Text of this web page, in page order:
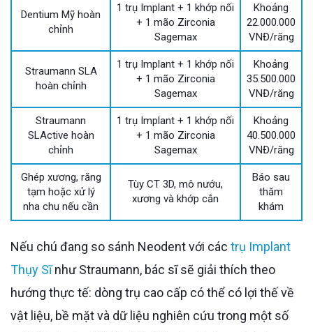
Dentium Mỹ hoàn
chỉnh
1 trụ Implant + 1 khớp nối
+ 1 mão Zirconia
Sagemax
Khoảng
22.000.000
VNĐ/răng
Straumann SLA
hoàn chỉnh
1 trụ Implant + 1 khớp nối
+ 1 mão Zirconia
Sagemax
Khoảng
35.500.000
VNĐ/răng
Straumann
SLActive hoàn
chỉnh
1 trụ Implant + 1 khớp nối
+ 1 mão Zirconia
Sagemax
Khoảng
40.500.000
VNĐ/răng
Ghép xương, răng
tạm hoặc xử lý
nha chu nếu cần
Tùy CT 3D, mô nướu,
xương và khớp cắn
Báo sau
thăm
khám
Nếu chú đang so sánh Neodent với các trụ Implant
Thụy Sĩnhư Straumann, bác sĩ sẽ giải thích theo
hướng thực tế: dòng trụ cao cấp có thể có lợi thế về
vật liệu, bề mặt và dữ liệu nghiên cứu trong một số